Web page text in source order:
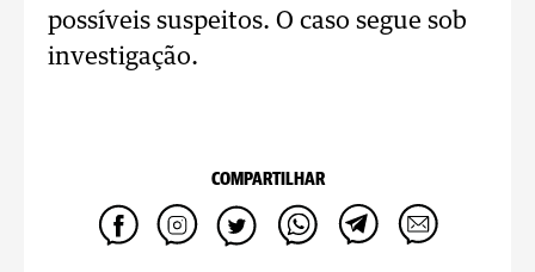
possíveis suspeitos. O caso segue sob
investigação.
COMPARTILHAR